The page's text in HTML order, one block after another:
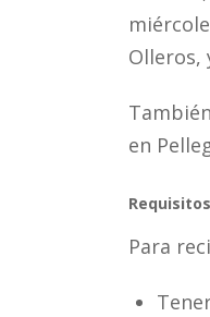
Olleros,
en
Para